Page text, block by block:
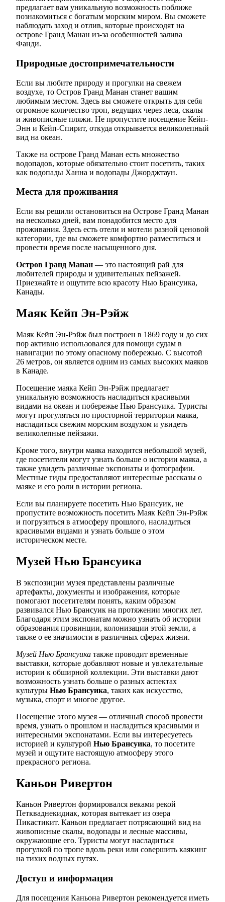
предлагает вам уникальную возможность поближе
познакомиться с богатым морским миром. Вы сможете
наблюдать заход и отлив, которые происходят на
острове Гранд Манан из-за особенностей залива
Фанди.
Природные достопримечательности
Если вы любите природу и прогулки на свежем
воздухе, то Остров Гранд Манан станет вашим
любимым местом. Здесь вы сможете открыть для себя
огромное количество троп, ведущих через леса, скалы
и живописные пляжи. Не пропустите посещение Кейп-
Энн и Кейп-Спирит, откуда открывается великолепный
вид на океан.
Также на острове Гранд Манан есть множество
водопадов, которые обязательно стоит посетить, таких
как водопады Ханна и водопады Джорджтаун.
Места для проживания
Если вы решили остановиться на Острове Гранд Манан
на несколько дней, вам понадобится место для
проживания. Здесь есть отели и мотели разной ценовой
категории, где вы сможете комфортно разместиться и
провести время после насыщенного дня.
Остров Гранд Манан — это настоящий рай для
любителей природы и удивительных пейзажей.
Приезжайте и ощутите всю красоту Нью Брансуика,
Канады.
Маяк Кейп Эн-Рэйж
Маяк Кейп Эн-Рэйж был построен в 1869 году и до сих
пор активно использовался для помощи судам в
навигации по этому опасному побережью. С высотой
26 метров, он является одним из самых высоких маяков
в Канаде.
Посещение маяка Кейп Эн-Рэйж предлагает
уникальную возможность насладиться красивыми
видами на океан и побережье Нью Брансуика. Туристы
могут прогуляться по просторной территории маяка,
насладиться свежим морским воздухом и увидеть
великолепные пейзажи.
Кроме того, внутри маяка находится небольшой музей,
где посетители могут узнать больше о истории маяка, а
также увидеть различные экспонаты и фотографии.
Местные гиды предоставляют интересные рассказы о
маяке и его роли в истории региона.
Если вы планируете посетить Нью Брансуик, не
пропустите возможность посетить Маяк Кейп Эн-Рэйж
и погрузиться в атмосферу прошлого, насладиться
красивыми видами и узнать больше о этом
историческом месте.
Музей Нью Брансуика
В экспозиции музея представлены различные
артефакты, документы и изображения, которые
помогают посетителям понять, каким образом
развивался Нью Брансуик на протяжении многих лет.
Благодаря этим экспонатам можно узнать об истории
образования провинции, колонизации этой земли, а
также о ее значимости в различных сферах жизни.
Музей Нью Брансуика также проводит временные
выставки, которые добавляют новые и увлекательные
истории к обширной коллекции. Эти выставки дают
возможность узнать больше о разных аспектах
культуры Нью Брансуика, таких как искусство,
музыка, спорт и многое другое.
Посещение этого музея — отличный способ провести
время, узнать о прошлом и насладиться красивыми и
интересными экспонатами. Если вы интересуетесь
историей и культурой Нью Брансуика, то посетите
музей и ощутите настоящую атмосферу этого
прекрасного региона.
Каньон Ривертон
Каньон Ривертон формировался веками рекой
Петкваднекидиак, которая вытекает из озера
Пикастикит. Каньон предлагает потрясающий вид на
живописные скалы, водопады и лесные массивы,
окружающие его. Туристы могут насладиться
прогулкой по тропе вдоль реки или совершить каякинг
на тихих водных путях.
Доступ и информация
Для посещения Каньона Ривертон рекомендуется иметь